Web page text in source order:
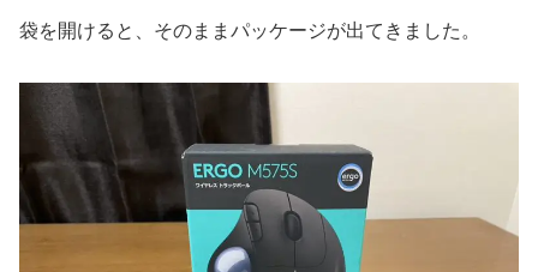
袋を開けると、そのままパッケージが出てきました。